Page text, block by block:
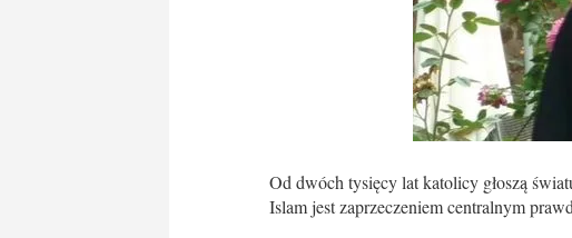
Od dwóch tysięcy lat katolicy głoszą
Islam jest zaprzeczeniem centralnym